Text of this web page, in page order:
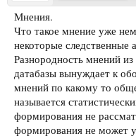
Мнения.
Что такое мнение уже
некоторые следственные
Разнородность мнений
датабазы вынуждает к
мнений по какому то
называется
формирования не
формирования не может